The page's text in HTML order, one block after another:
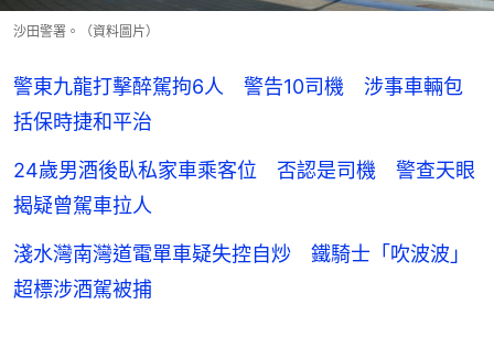
沙田警署。（資料圖片）
警東九龍打擊醉駕拘6人 警告10司機 涉事車輛包
括保時捷和平治
24歲男酒後臥私家車乘客位 否認是司機 警查天眼
揭疑曾駕車拉人
淺水灣南灣道電單車疑失控自炒 鐵騎士「吹波波」
超標涉酒駕被捕